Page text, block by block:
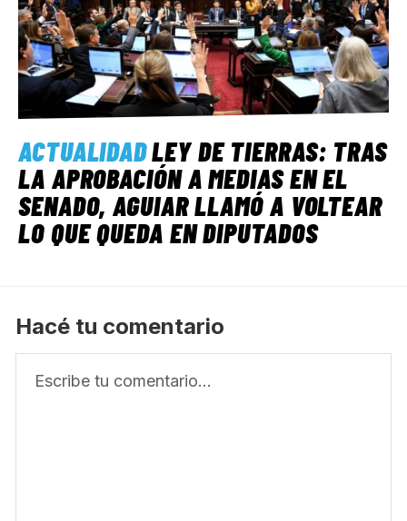
ACTUALIDADLEY DE TIERRAS: TRAS
LA APROBACIÓN A MEDIAS EN EL
SENADO, AGUIAR LLAMÓ A VOLTEAR
LO QUE QUEDA EN DIPUTADOS
Hacé tu comentario